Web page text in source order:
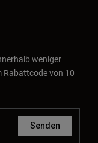
weniger
Rabattcode von 10
Senden